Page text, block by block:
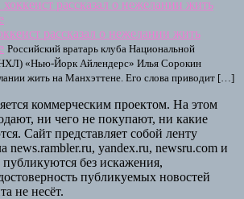
рассказал о нежелании жить
Российский вратарь клуба Национальной
«Нью-Йорк Айлендерс» Илья Сорокин
жить на Манхэттене. Его слова приводит […]
коммерческим проектом. На этом
ни чего не покупают, ни какие
Сайт представляет собой ленту
news.rambler.ru, yandex.ru, newsru.com и
без искажения,
публикуемых новостей
не несёт.